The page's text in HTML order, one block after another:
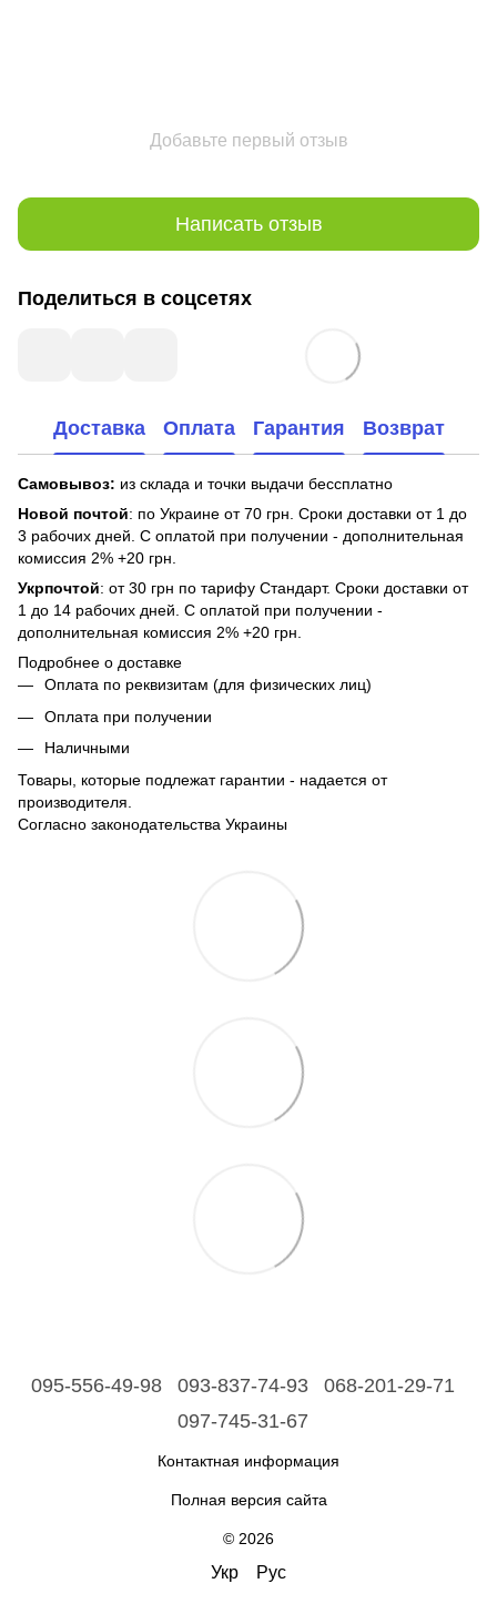
Добавьте первый отзыв
Написать отзыв
Поделиться в соцсетях
Доставка Оплата Гарантия Возврат
Самовывоз: из склада и точки выдачи бессплатно
Новой почтой: по Украине от 70 грн. Сроки доставки от 1 до
3 рабочих дней. С оплатой при получении - дополнительная
комиссия 2% +20 грн.
Укрпочтой: от 30 грн по тарифу Стандарт. Сроки доставки от
1 до 14 рабочих дней. С оплатой при получении -
дополнительная комиссия 2% +20 грн.
Подробнее о доставке
Оплата по реквизитам (для физических лиц)
Оплата при получении
Наличными
Товары, которые подлежат гарантии - надается от
производителя.
Согласно законодательства Украины
095-556-49-98 093-837-74-93
068-201-29-71
097-745-31-67
Контактная информация
Полная версия сайта
© 2026
Укр Рус